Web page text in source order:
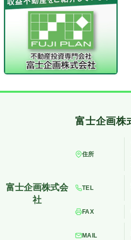
住所
TEL
FAX
MAIL